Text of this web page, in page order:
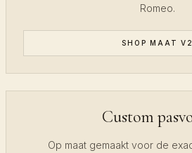
Romeo.
SHOP MAAT V2
Custom
Op maat gemaakt voor de